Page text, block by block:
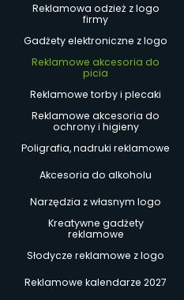
Reklamowa odzież z logo
firmy
Gadżety elektroniczne z logo
Reklamowe akcesoria do
picia
Reklamowe torby i plecaki
Reklamowe akcesoria do
ochrony i higieny
Poligrafia, nadruki reklamowe
Akcesoria do alkoholu
Narzędzia z własnym logo
Kreatywne gadżety
reklamowe
Słodycze reklamowe z logo
Reklamowe kalendarze 2027